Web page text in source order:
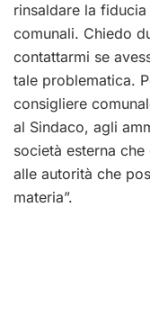
rinsaldare la
comunali. Chiedo
contattarmi se
tale problematica.
consigliere
al Sindaco, agli
società esterna
alle autorità che
materia”.